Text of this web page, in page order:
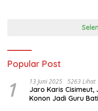
Popular Post
1 13 Juni 2025 5263 Lihat
Jaro Karis
Konon Jadi Guru